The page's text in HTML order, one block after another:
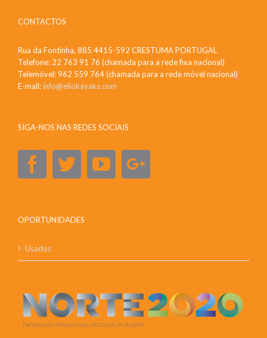
CONTACTOS
Rua da Fontinha, 885 4415-592 CRESTUMA PORTUGAL
Telefone: 22 763 91 76 (chamada para a rede fixa nacional)
Telemóvel: 962 559 764 (chamada para a rede móvel nacional)
E-mail:info@eliokayaks.com
SIGA-NOS NAS REDES SOCIAIS
OPORTUNIDADES
Usados